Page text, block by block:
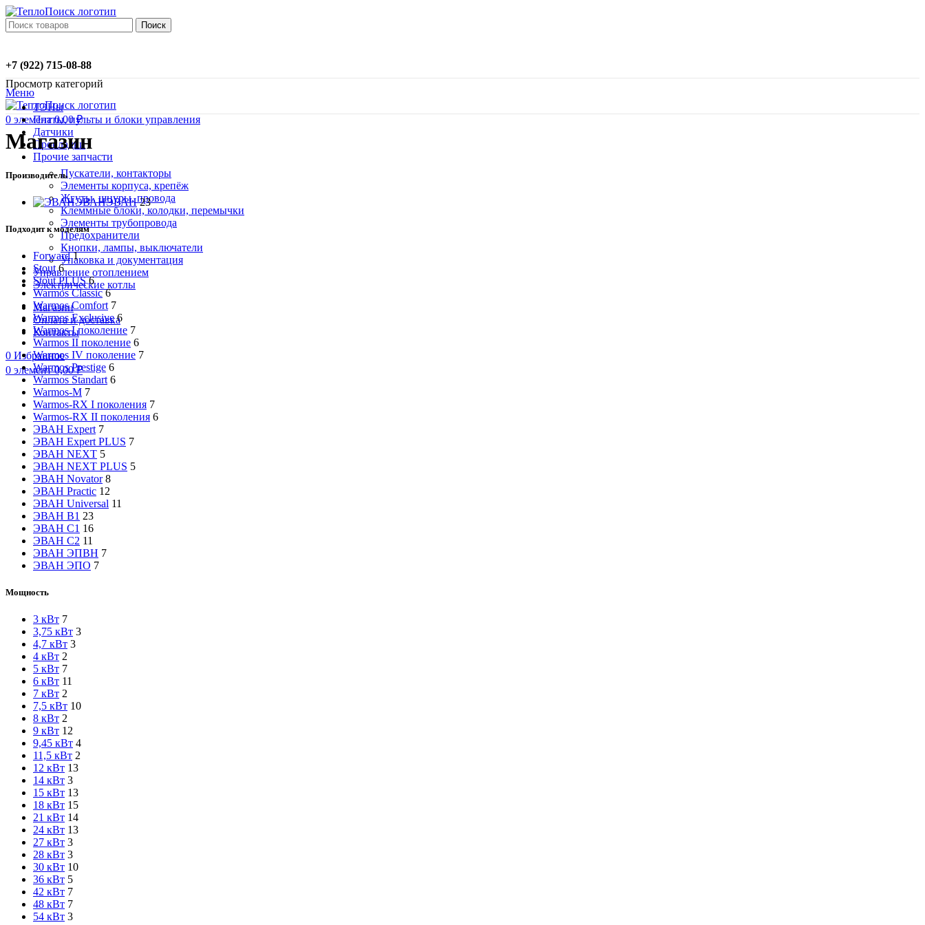
Поиск
+7 (922) 715-08-88
Меню
0 элемент 0,00₽
Просмотр категорий
ТЭНы
Платы, пульты и блоки управления
Датчики
Прокладки
Прочие запчасти
Пускатели, контакторы
Элементы корпуса, крепёж
Жгуты, шнуры, провода
Клеммные блоки, колодки, перемычки
Элементы трубопровода
Предохранители
Кнопки, лампы, выключатели
Упаковка и документация
Управление отоплением
Электрические котлы
Магазин
Оплата и доставка
Контакты
0 Избранное
0 элемент 0,00₽
Магазин
Производитель
ЭВАНЭВАН 23
Подходит к моделям
Forward 1
Stout 6
Stout PLUS 6
Warmos Classic 6
Warmos Comfort 7
Warmos Exclusive 6
Warmos I поколение 7
Warmos II поколение 6
Warmos IV поколение 7
Warmos Prestige 6
Warmos Standart 6
Warmos-M 7
Warmos-RX I поколения 7
Warmos-RX II поколения 6
ЭВАН Expert 7
ЭВАН Expert PLUS 7
ЭВАН NEXT 5
ЭВАН NEXT PLUS 5
ЭВАН Novator 8
ЭВАН Practic 12
ЭВАН Universal 11
ЭВАН В1 23
ЭВАН С1 16
ЭВАН С2 11
ЭВАН ЭПВН 7
ЭВАН ЭПО 7
Мощность
3 кВт 7
3,75 кВт 3
4,7 кВт 3
4 кВт 2
5 кВт 7
6 кВт 11
7 кВт 2
7,5 кВт 10
8 кВт 2
9 кВт 12
9,45 кВт 4
11,5 кВт 2
12 кВт 13
14 кВт 3
15 кВт 13
18 кВт 15
21 кВт 14
24 кВт 13
27 кВт 3
28 кВт 3
30 кВт 10
36 кВт 5
42 кВт 7
48 кВт 7
54 кВт 3